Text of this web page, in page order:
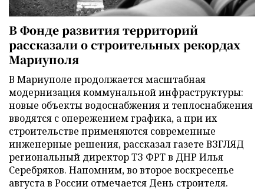
В Фонде развития территорий
рассказали о строительных рекордах
Мариуполя
В Мариуполе продолжается масштабная
модернизация коммунальной инфраструктуры:
новые объекты водоснабжения и теплоснабжения
вводятся с опережением графика, а при их
строительстве применяются современные
инженерные решения, рассказал газете ВЗГЛЯД
региональный директор ТЗ ФРТ в ДНР Илья
Серебряков. Напомним, во второе воскресенье
августа в России отмечается День строителя.